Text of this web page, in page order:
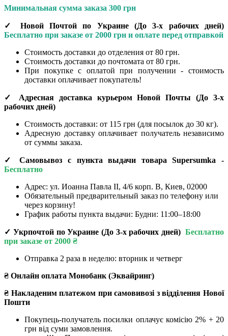
Минимальная сумма заказа 300 грн
✓ Новой Почтой по Украине (До3-х рабочих дней)
Бесплатно при заказе от 2000 грн и оплате перед отправкой
Стоимость доставки до отделения от 80 грн.
Стоимость доставки до почтомата от 80 грн.
При покупке с оплатой при получении - стоимость
доставки оплачивает покупатель!
✓ Адресная доставка курьером Новой Почты(До 3-х
рабочих дней)
Стоимость доставки: от 115 грн (для посылок до 30 кг).
Адресную доставку оплачивает получатель независимо
от суммы заказа.
✓ Самовывоз с пункта выдачи товара Supersumka -
Бесплатно
Адрес: ул. Иоанна Павла II, 4/6 корп. В, Киев, 02000
Обязательный предварительный заказ по телефону или
через корзину!
График работы пункта выдачи: Будни: 11:00–18:00
✓ Укрпочтой по Украине (До 3-х рабочих дней) Бесплатно
при заказе от 2000 ₴
Отправка 2 раза в неделю: вторник и четверг
₴ Онлайн оплата Монобанк (Эквайринг)
₴ Накладеним платежом при самовивозі з відділення Нової
Пошти
Покупець-получатель посилки оплачує комісію 2% + 20
грн від суми замовлення.